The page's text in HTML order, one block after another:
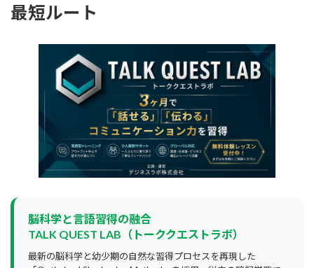
最短ルート
脳科学と言語習得の融合
TALK QUEST LAB（トーククエストラボ）
最新の脳科学と幼少期の自然な習得プロセスを再現した